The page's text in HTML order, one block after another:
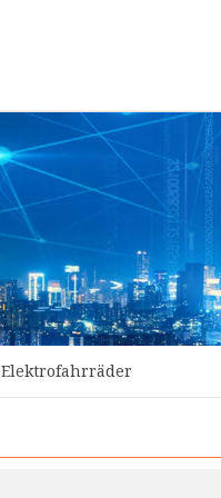
Elektrofahrräder